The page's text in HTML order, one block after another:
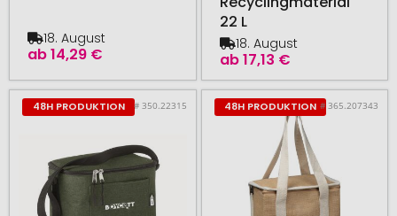
ab14,29 €
18. August
22 L
ab17,13 €
18. August
48H PRODUKTION # 350.22315 48H PRODUKTION # 365.207343